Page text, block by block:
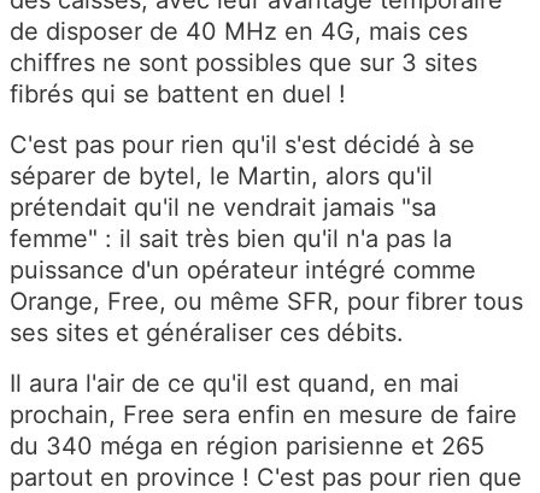
de disposer de 40 MHz en 4G, mais ces
chiffres ne sont possibles que sur 3 sites
fibrés qui se battent en duel !
C'est pas pour rien qu'il s'est décidé à se
séparer de bytel, le Martin, alors qu'il
prétendait qu'il ne vendrait jamais "sa
femme" : il sait très bien qu'il n'a pas la
puissance d'un opérateur intégré comme
Orange, Free, ou même SFR, pour fibrer tous
ses sites et généraliser ces débits.
Il aura l'air de ce qu'il est quand, en mai
prochain, Free sera enfin en mesure de faire
du 340 méga en région parisienne et 265
partout en province ! C'est pas pour rien que